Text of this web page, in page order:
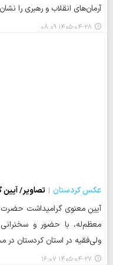
آرمان‌های انقلاب و رهبری را
۱۴۰۵-۰۴-۲۸ ۰۸:۰۹
عکس کردستان
تصاویر/
آیین معنوی گرامیداشت حضرت
معظم‌له، با حضور و سخنرانی
ولی‌فقیه در استان کردستان
۱۴۰۵-۰۴-۲۷ ۱۶:۰۷